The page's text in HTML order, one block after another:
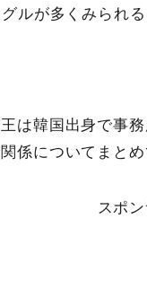
ルが多くみられ
は韓国出身で事
係についてまとめ
スポ